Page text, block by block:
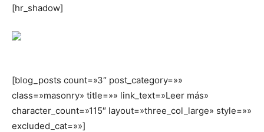
[hr_shadow]
[blog_posts count=»3″ post_category=»»
class=»masonry» title=»» link_text=»Leer más»
character_count=»115″ layout=»three_col_large» style=»»
excluded_cat=»»]